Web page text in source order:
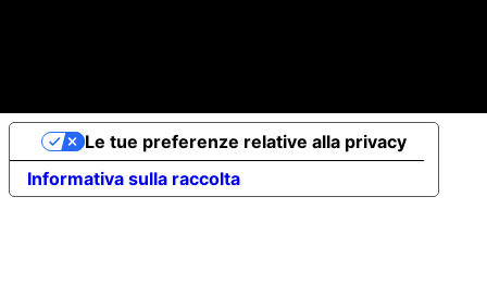
Informativa sulla raccolta
Le tue preferenze relative alla privacy